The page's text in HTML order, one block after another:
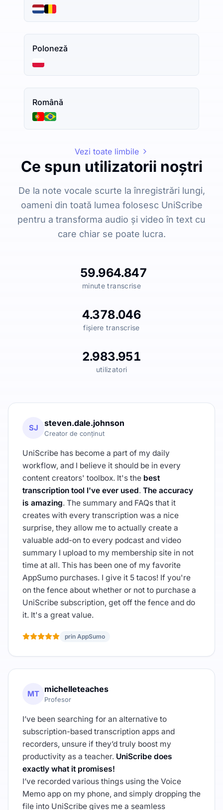
Poloneză
Română
Vezi toate limbile
Ce spun utilizatorii noștri
De la note vocale scurte la înregistrări lungi,
oameni din toată lumea folosesc UniScribe
pentru a transforma audio și video în text cu
care chiar se poate lucra.
59.964.847
minute transcrise
4.378.046
fișiere transcrise
2.983.951
utilizatori
SJ steven.dale.johnson
Creator de conținut
UniScribe has become a part of my daily
workflow, and I believe it should be in every
content creators' toolbox. It's the best
transcription tool I've ever used. The accuracy
is amazing. The summary and FAQs that it
creates with every transcription was a nice
surprise, they allow me to actually create a
valuable add-on to every podcast and video
summary I upload to my membership site in not
time at all. This has been one of my favorite
AppSumo purchases. I give it 5 tacos! If you're
on the fence about whether or not to purchase a
UniScribe subscription, get off the fence and do
it. It's a great value.
prin AppSumo
MT michelleteaches
Profesor
I’ve been searching for an alternative to
subscription-based transcription apps and
recorders, unsure if they’d truly boost my
productivity as a teacher. UniScribe does
exactly what it promises!
I’ve recorded various things using the Voice
Memo app on my phone, and simply dropping the
file into UniScribe gives me a seamless